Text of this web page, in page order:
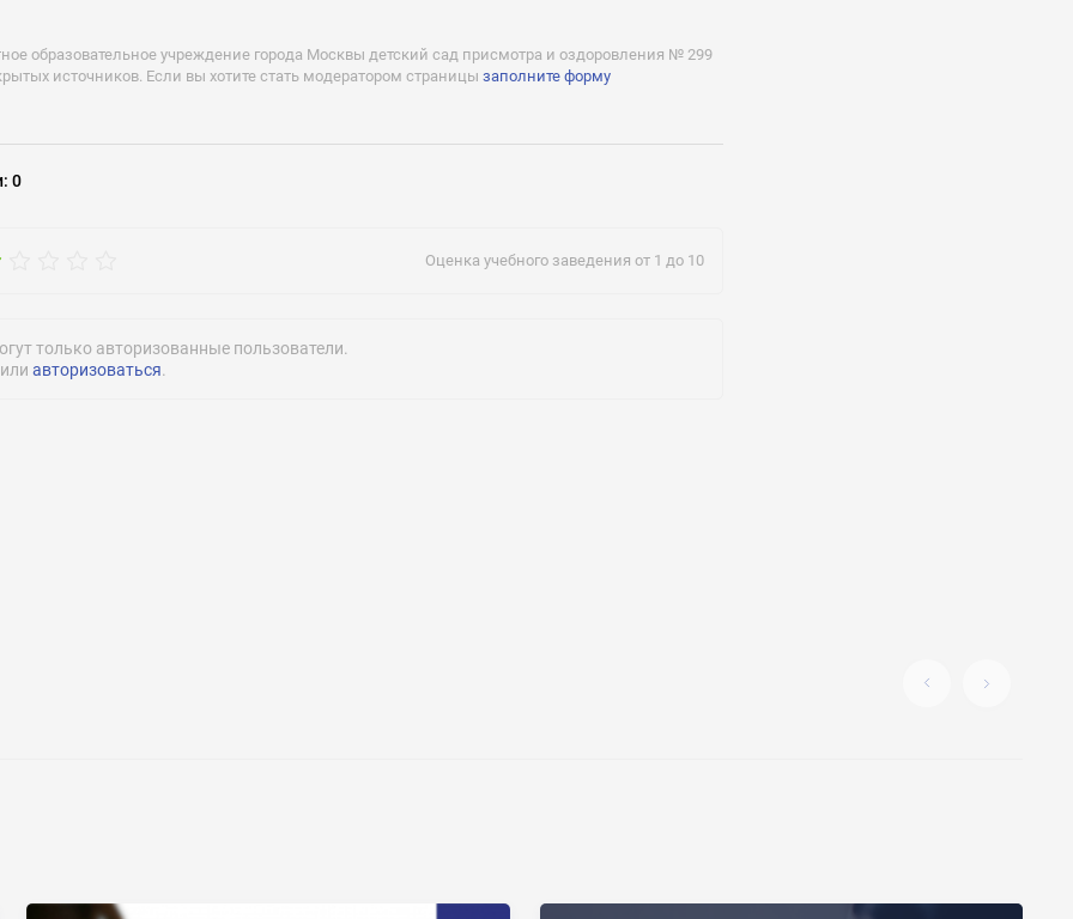
образовательное учреждение города Москвы детский сад присмотра и оздоровления № 299
источников. Если вы хотите стать модератором страницы заполните форму
: 0
Оценка учебного заведения от 1 до 10
только авторизованные пользователи.
или авторизоваться.